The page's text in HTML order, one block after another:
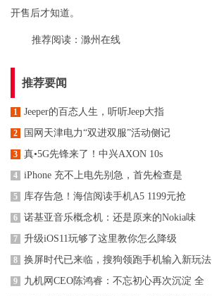
开售后才知道。
推荐阅读： 滁州在线
推荐要闻
1 Jeeper的百态人生，听听Jeep大指
2 国网天津电力“双进双服”活动侧记
3 真•5G先锋来了！中兴AXON 10s
4 iPhone 充不上电先别急，首先检查是
5 库存告急！海信阅读手机A5 1199元抢
6 诺基亚音乐概念机：还是原来的Nokia味
7 升级iOS11玩够了这里教你怎么降级
8 换屏时代已来临，搜狗领跑手机输入新玩法
9 九机网CEO陈鸿睿：不忘初心再次沉淀 全